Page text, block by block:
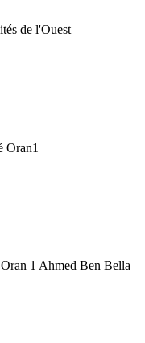
de l'Ouest
Oran1
1 Ahmed Ben Bella